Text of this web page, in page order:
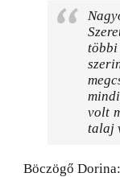
volt
talaj
Böczögő Dorina: